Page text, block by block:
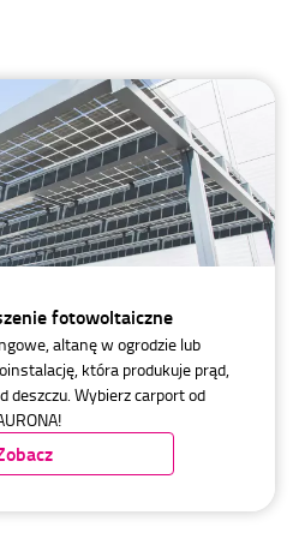
fotowoltaiczne
altanę w ogrodzie lub
która produkuje prąd,
deszczu. Wybierz carport od